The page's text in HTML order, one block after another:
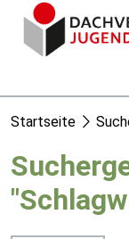
Startseite